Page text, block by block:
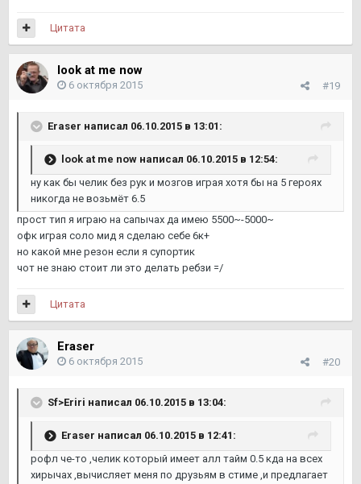
Цитата
look at me now
#19
6 октября 2015
Eraser написал 06.10.2015 в 13:01:
look at me now написал 06.10.2015 в 12:54:
ну как бы челик без рук и мозгов играя хотя бы на 5 героях
никогда не возьмёт 6.5
прост тип я играю на сапычах да имею 5500~-5000~
офк играя соло мид я сделаю себе 6к+
но какой мне резон если я супортик
чот не знаю стоит ли это делать ребзи =/
Цитата
Eraser
#20
6 октября 2015
Sf>Eriri написал 06.10.2015 в 13:04:
Eraser написал 06.10.2015 в 12:41:
рофл че-то ,челик который имеет алл тайм 0.5 кда на всех
хирычах ,вычисляет меня по друзьям в стиме ,и предлагает